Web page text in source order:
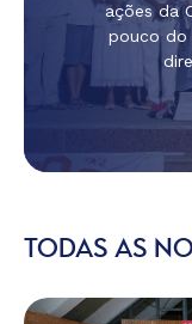
ações da
pouco do
TODAS AS